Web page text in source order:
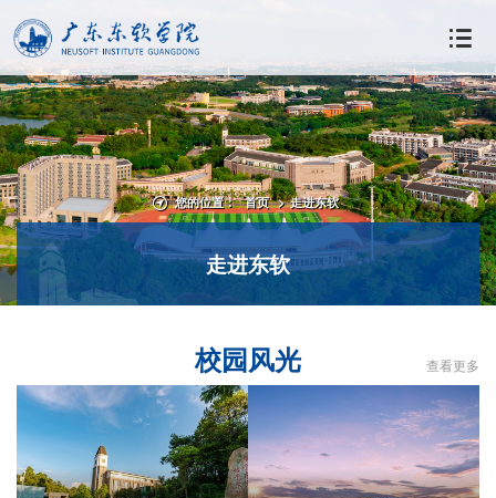
您的位置： 首页 > 走进东软
走进东软
查看更多
校园风光